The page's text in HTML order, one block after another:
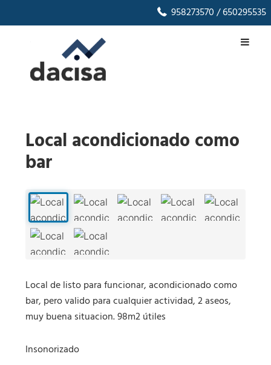
958273570/ 650295535
Local acondicionado como
bar
Local de listo para funcionar, acondicionado como
bar, pero valido para cualquier actividad, 2 aseos,
muy buena situacion. 98m2 útiles
Insonorizado